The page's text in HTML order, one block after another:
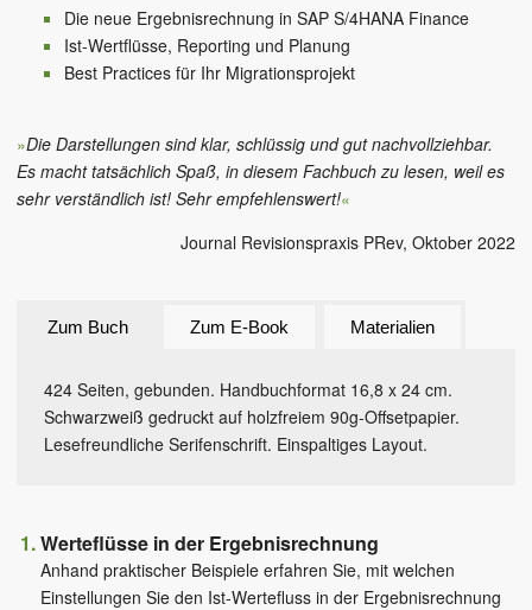
Die neue Ergebnisrechnung in SAP S/4HANA Finance
Ist-Wertflüsse, Reporting und Planung
Best Practices für Ihr Migrationsprojekt
»Die Darstellungen sind klar, schlüssig und gut nachvollziehbar.
Es macht tatsächlich Spaß, in diesem Fachbuch zu lesen, weil es
sehr verständlich ist! Sehr empfehlenswert!«
Journal Revisionspraxis PRev, Oktober 2022
Zum Buch Zum E-Book Materialien
424 Seiten, gebunden. Handbuchformat 16,8 x 24 cm.
Schwarzweiß gedruckt auf holzfreiem 90g-Offsetpapier.
Lesefreundliche Serifenschrift. Einspaltiges Layout.
Werteflüsse in der Ergebnisrechnung
Anhand praktischer Beispiele erfahren Sie, mit welchen
Einstellungen Sie den Ist-Wertefluss in der Ergebnisrechnung